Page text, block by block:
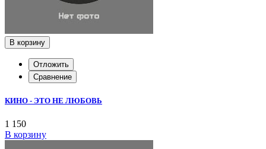
В корзину
Отложить
Сравнение
КИНО - ЭТО НЕ ЛЮБОВЬ
1 150
В корзину